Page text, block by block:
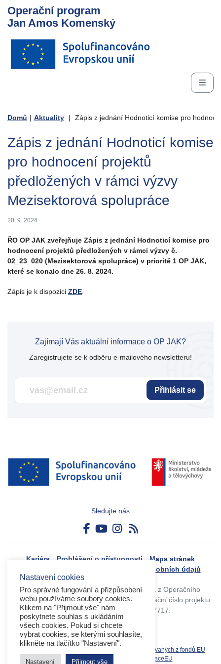
Operační program
Jan Amos Komenský
Domů | Aktuality | Zápis z jednání Hodnoticí komise pro
Zápis z jednání Hodnoticí komise
pro hodnocení projektů
předložených v rámci výzvy
Mezisektorová spolupráce
20. 9. 2024
ŘO OP JAK zveřejňuje Zápis z jednání Hodnoticí komise pro
hodnocení projektů předložených v rámci výzvy č.
02_23_020 (Mezisektorová spolupráce) v prioritě 1 OP JAK,
které se konalo dne 26. 8. 2024.
Zápis je k dispozici ZDE
Zajímají Vás aktuální informace o OP JAK?
Zaregistrujete se k odběru e-mailového newsletteru!
Přihlásit se
Sledujte nás
Kariéra Prohlášení o přístupnosti
Mapa stránek
Zásady ochrany osobních údajů
Tvorba webového portálu byla financovaná z Operačního
programu Výzkum, vývoj a vzdělávání. Registrační číslo projektu:
CZ.02.4.125/0.0/0.0/17_045/0017717.
Databáze produktů spolufinancovaných z fondů EU
OPVVV
EK MS2021+ DotaceEU
Nastavení cookies
Pro správné fungování a přizpůsobení
webu používáme soubory cookies.
Klikem na "Přijmout vše" nám
poskytnete souhlas s ukládáním
všech cookies. Pokud si chcete
vybrat cookies, se kterými souhlasíte,
klikněte na tlačítko "Nastavení".
Nastavení Přijmout vše